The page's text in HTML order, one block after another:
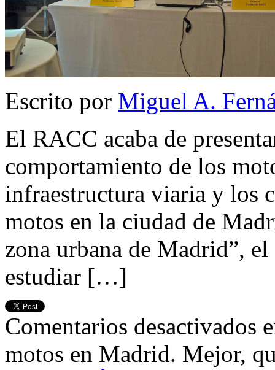
Escrito por Miguel A.
El RACC acaba de
comportamiento de los
infraestructura viaria y los
motos en la ciudad de
zona urbana de Madrid”,
estudiar […]
Comentarios desactivados
motos en Madrid. Mejor,